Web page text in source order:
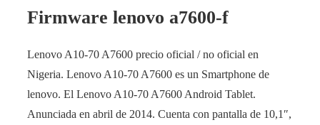
Firmware lenovo a7600-f
Lenovo A10-70 A7600 precio oficial / no oficial en
Nigeria. Lenovo A10-70 A7600 es un Smartphone de
lenovo. El Lenovo A10-70 A7600 Android Tablet.
Anunciada en abril de 2014. Cuenta con pantalla de 10,1″,